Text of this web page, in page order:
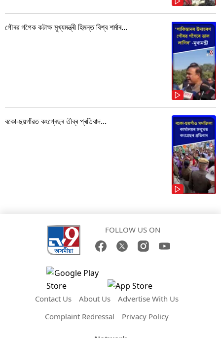
গৌৰৱ গগৈক কটাক্ষ মুখ্যমন্ত্ৰী হিমন্ত বিশ্ব শৰ্মাৰ...
বকো-ছয়গাঁৱত কংগ্ৰেছৰ তীব্ৰ প্ৰতিবাদ...
FOLLOW US ON
Contact Us About Us
Advertise With Us
Complaint Redressal
Privacy Policy